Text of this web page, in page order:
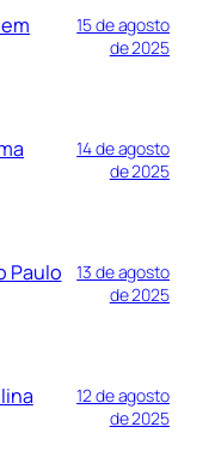
15 de agosto
de 2025
14 de agosto
de 2025
Paulo
13 de agosto
de 2025
12 de agosto
de 2025